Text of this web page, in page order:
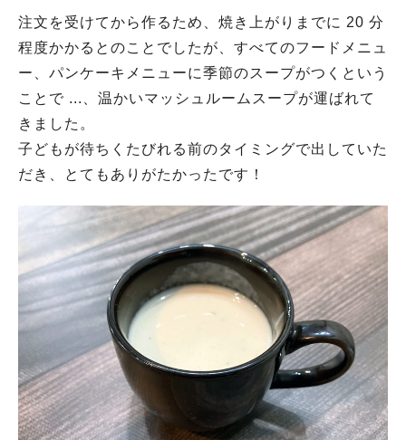
注文を受けてから作るため、焼き上がりまでに 20 分
程度かかるとのことでしたが、すべてのフードメニュ
ー、パンケーキメニューに季節のスープがつくという
ことで ...、温かいマッシュルームスープが運ばれて
きました。
子どもが待ちくたびれる前のタイミングで出していた
だき、とてもありがたかったです！